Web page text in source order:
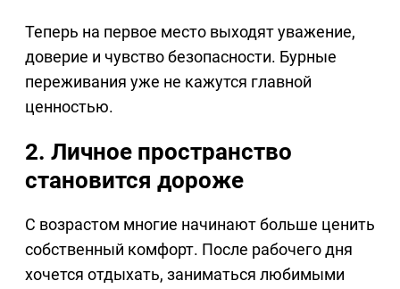
Теперь на первое место выходят уважение,
доверие и чувство безопасности. Бурные
переживания уже не кажутся главной
ценностью.
2. Личное пространство
становится дороже
С возрастом многие начинают больше ценить
собственный комфорт. После рабочего дня
хочется отдыхать, заниматься любимыми